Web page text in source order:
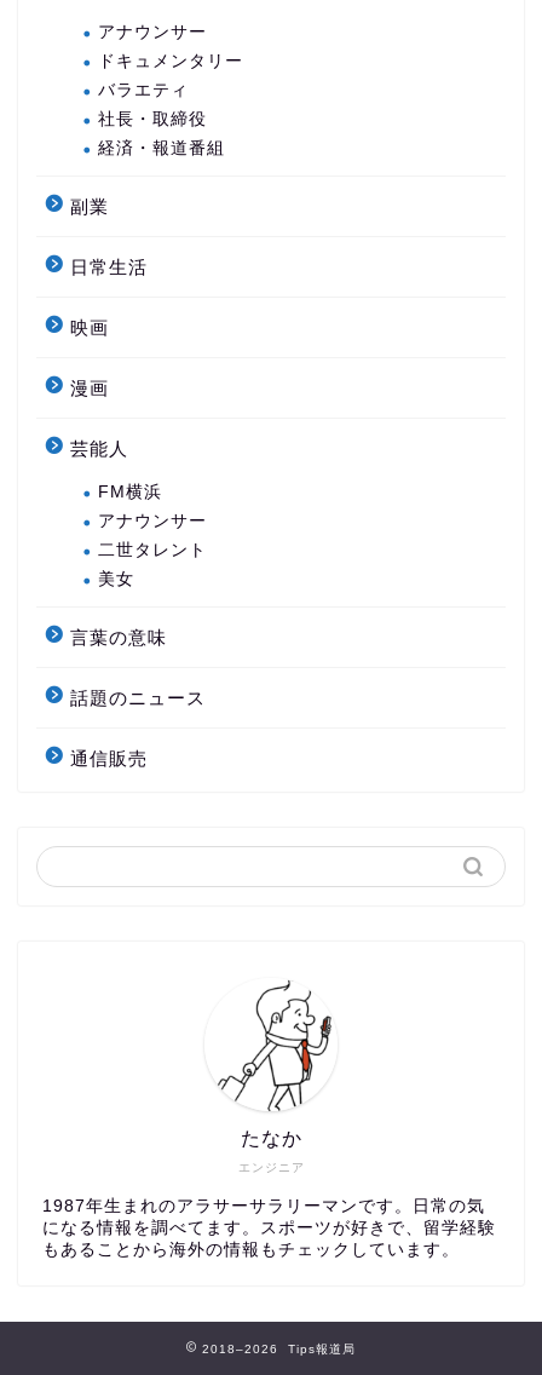
アナウンサー
ドキュメンタリー
バラエティ
社長・取締役
経済・報道番組
副業
日常生活
映画
漫画
芸能人
FM横浜
アナウンサー
二世タレント
美女
言葉の意味
話題のニュース
通信販売
エンジニア
たなか
1987年生まれのアラサーサラリーマンです。日常の気
になる情報を調べてます。スポーツが好きで、留学経験
もあることから海外の情報もチェックしています。
2018–2026 Tips報道局